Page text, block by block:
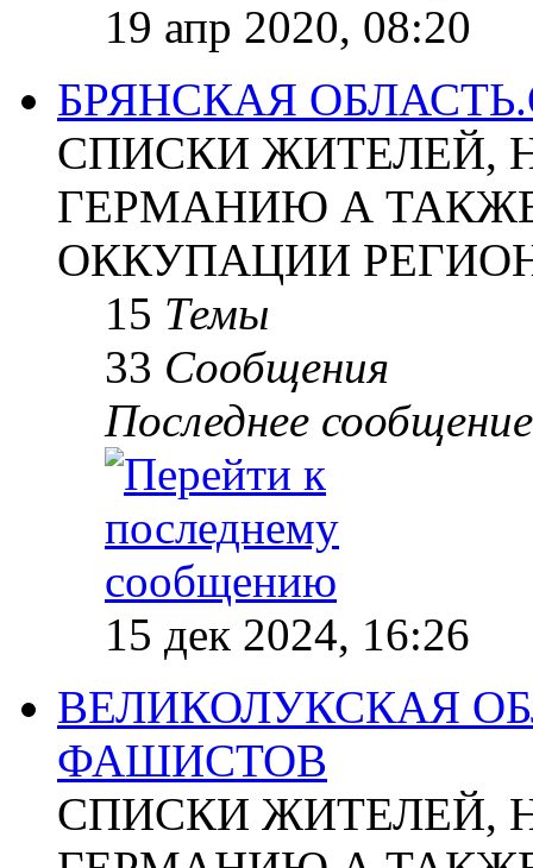
19 апр 2020, 08:20
БРЯНСКАЯ
СПИСКИ ЖИТЕЛЕЙ,
ГЕРМАНИЮ А
ОККУПАЦИИ
15 Темы
33 Сообщения
Последнее сообщение
15 дек 2024, 16:26
ВЕЛИКОЛУКСКАЯ
ФАШИСТОВ
СПИСКИ ЖИТЕЛЕЙ,